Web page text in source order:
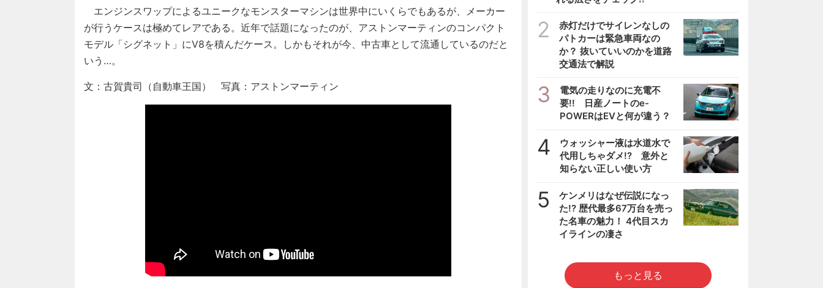
エンジンスワップによるユニークなモンスターマシンは世界中にいくらでもあるが、メーカー
が行うケースは極めてレアである。近年で話題になったのが、アストンマーティンのコンパクト
モデル「シグネット」にV8を積んだケース。しかもそれが今、中古車として流通しているのだと
いう…。
文：古賀貴司（自動車王国） 写真：アストンマーティン
2
赤灯だけでサイレンなしの
パトカーは緊急車両なの
か？ 抜いていいのかを道路
交通法で解説
3
電気の走りなのに充電不
要!! 日産ノートのe-
POWERはEVと何が違う？
4
ウォッシャー液は水道水で
代用しちゃダメ!? 意外と
知らない正しい使い方
5
ケンメリはなぜ伝説になっ
た!? 歴代最多67万台を売っ
た名車の魅力！ 4代目スカ
イラインの凄さ
もっと見る